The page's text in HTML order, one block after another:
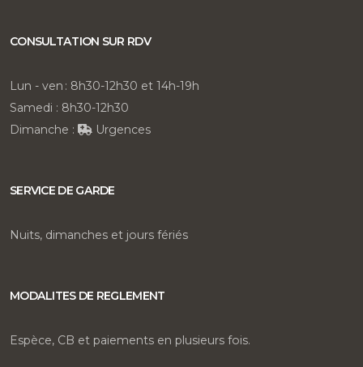
CONSULTATION SUR RDV
Lun - ven : 8h30-12h30 et 14h-19h
Samedi : 8h30-12h30
Dimanche :
Urgences
SERVICE DE GARDE
Nuits, dimanches et jours fériés
MODALITES DE REGLEMENT
Espèce, CB et paiements en plusieurs fois.